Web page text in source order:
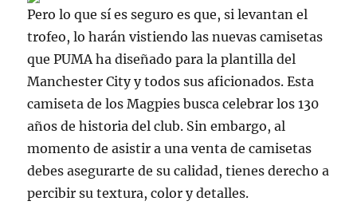
Pero lo que sí es seguro es que, si levantan el
trofeo, lo harán vistiendo las nuevas camisetas
que PUMA ha diseñado para la plantilla del
Manchester City y todos sus aficionados. Esta
camiseta de los Magpies busca celebrar los 130
años de historia del club. Sin embargo, al
momento de asistir a una venta de camisetas
debes asegurarte de su calidad, tienes derecho a
percibir su textura, color y detalles.